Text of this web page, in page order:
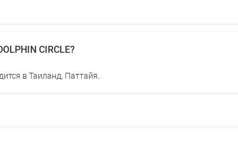
CIRCLE?
в Таиланд, Паттайя.